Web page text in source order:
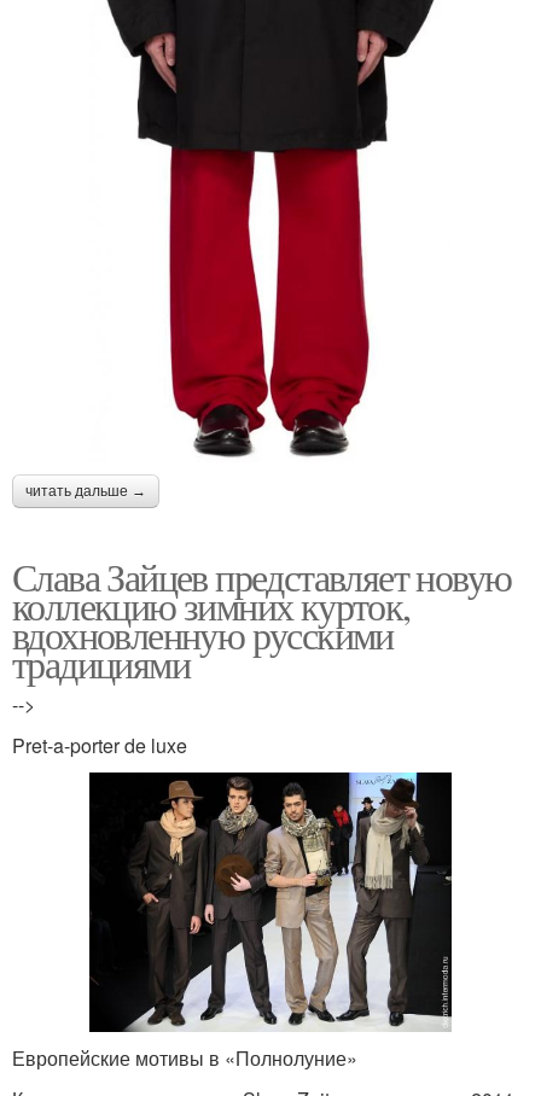
читать дальше →
Слава Зайцев представляет новую
коллекцию зимних курток,
вдохновленную русскими
традициями
-->
Pret-a-porter de luxe
Европейские мотивы в «Полнолуние»